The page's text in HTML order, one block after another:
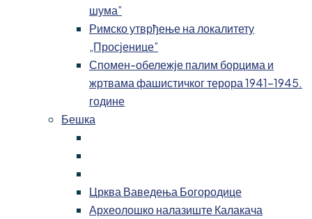
шума”
Римско утврђење на локалитету
„Просјенице”
Спомен-обележје палим борцима и
жртвама фашистичког терора 1941-1945.
године
Бешка
Црква Ваведења Богородице
Археолошко налазиште Калакача